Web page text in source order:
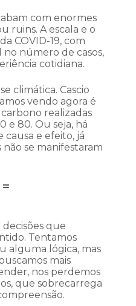
com enormes
ruins. A escala e o
COVID-19, com
número de casos,
cotidiana.
climática. Cascio
vendo agora é
realizadas
e 80. Ou seja, há
e efeito, já
se manifestaram
decisões que
Tentamos
alguma lógica, mas
mais
nos perdemos
que sobrecarrega